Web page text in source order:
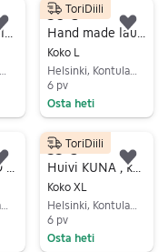
Lisää suosikiksi.
50 €
Koko L
Helsinki, Kontula - Vesala, Uusimaa
6 pv
Osta heti
ToriDiili
Lisää suosikiksi.
55 €
Huivi KUNA , koko XL , 100% Baby Alpaca . Kuin uusi .
Koko XL
Helsinki, Kontula - Vesala, Uusimaa
6 pv
Osta heti
ToriDiili